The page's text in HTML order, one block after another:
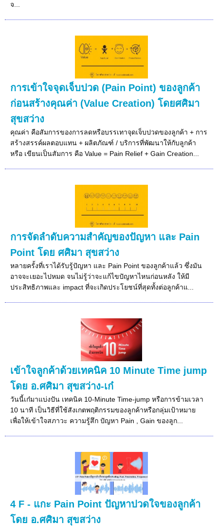
จ...
การเข้าใจจุดเจ็บปวด (Pain Point) ของลูกค้า
ก่อนสร้างคุณค่า (Value Creation) โดยศศิมา
สุขสว่าง
คุณค่า คือสัมการของการลดหรือบรรเทาจุดเจ็บปวดของลูกค้า + การ
สร้างสรรค์ผลตอบแทน + ผลิตภัณฑ์ / บริการที่พัฒนาให้กับลูกค้า
หรือ เขียนเป็นสัมการ คือ Value = Pain Relief + Gain Creation...
การจัดลำดับความสำคัญของปัญหา และ Pain
Point โดย ศศิมา สุขสว่าง
หลายครั้งที่เราได้รับรู้ปัญหา และ Pain Point ของลูกค้าแล้ว ซึ่งมัน
อาจจะเยอะไปหมด จนไม่รู้ว่าจะแก้ไขปัญหาไหนก่อนหลัง ให้มี
ประสิทธิภาพและ impact ที่จะเกิดประโยชน์ที่สุดทั้งต่อลูกค้าแ...
เข้าใจลูกค้าด้วยเทคนิค 10 Minute Time jump
โดย อ.ศศิมา สุขสว่าง-เก๋
วันนี้เก๋มาแบ่งปัน เทคนิค 10-Minute Time-jump หรือการข้ามเวลา
10 นาที เป็นวิธีที่ใช้สังเกตพฤติกรรมของลูกค้าหรือกลุ่มเป้าหมาย
เพื่อให้เข้าใจสภาวะ ความรู้สึก ปัญหา Pain , Gain ของลูก...
4 F - แกะ Pain Point ปัญหาปวดใจของลูกค้า
โดย อ.ศศิมา สุขสว่าง